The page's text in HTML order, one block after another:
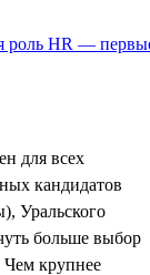
для всех
кандидатов
Уральского
больше выбор
крупнее